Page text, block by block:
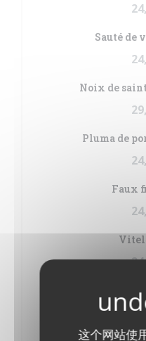
这个网站使
Sauté de
Noix de
Pluma de
Faux
Ris de